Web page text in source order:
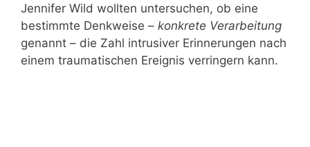
Jennifer Wild wollten untersuchen, ob eine
bestimmte Denkweise – konkrete Verarbeitung
genannt – die Zahl intrusiver Erinnerungen nach
einem traumatischen Ereignis verringern kann.